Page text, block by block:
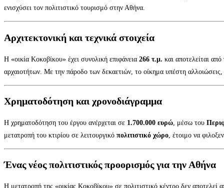
ενισχύσει τον πολιτιστικό τουρισμό στην Αθήνα.
Αρχιτεκτονική και τεχνικά στοιχεία
Η «οικία Κοκοβίκου» έχει συνολική επιφάνεια 266 τ.μ. και αποτελείται από
αρχαιοτήτων. Με την πάροδο των δεκαετιών, το οίκημα υπέστη
Χρηματοδότηση και χρονοδιάγραμμα
Η χρηματοδότηση του έργου ανέρχεται σε 1.700.000 ευρώ , μέσω του
μετατροπή του κτιρίου σε λειτουργικό πολιτιστικό χώρο , έτοιμο να
Ένας νέος πολιτιστικός προορισμός για την Αθήνα
Η μετατροπή της «οικίας Κοκοβίκου» σε πολιτιστικό κέντρο δεν